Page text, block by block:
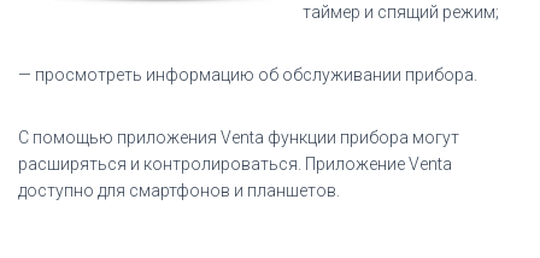
таймер и спящий режим;
— просмотреть информацию об обслуживании прибора.
С помощью приложения Venta функции прибора могут
расширяться и контролироваться. Приложение Venta
доступно для смартфонов и планшетов.